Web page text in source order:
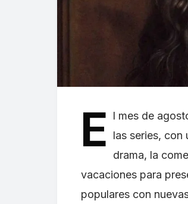
E
l mes de
las series, con
drama, la
vacaciones para
populares con